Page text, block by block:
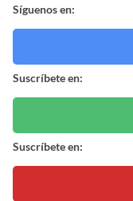
Síguenos en:
Suscríbete en:
Suscríbete en: